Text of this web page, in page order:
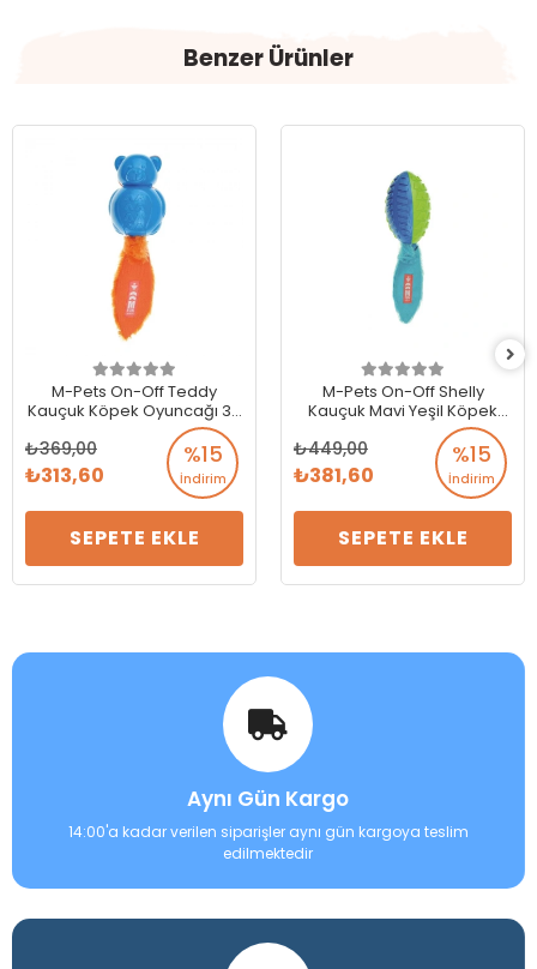
Benzer Ürünler
M-Pets On-Off Teddy
Kauçuk Köpek Oyuncağı 30
%15
İndirim
369,00
313,60
SEPETE EKLE
M-Pets On-Off Shelly
Kauçuk Mavi Yeşil Köpek
%15
İndirim
449,00
381,60
SEPETE EKLE
Aynı Gün Kargo
14:00'a kadar verilen siparişler aynı gün kargoya teslim
edilmektedir